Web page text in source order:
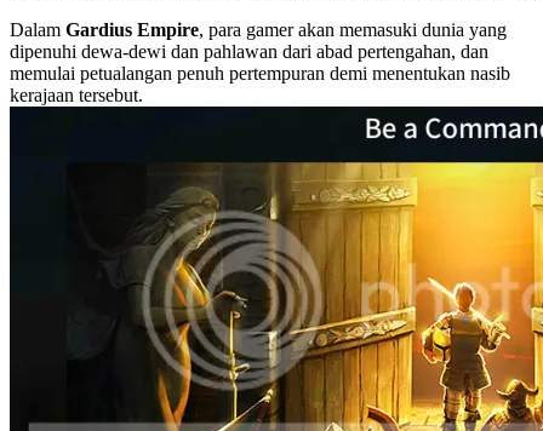
Dalam Gardius Empire, para gamer akan memasuki dunia yang
dipenuhi dewa-dewi dan pahlawan dari abad pertengahan, dan
memulai petualangan penuh pertempuran demi menentukan nasib
kerajaan tersebut.